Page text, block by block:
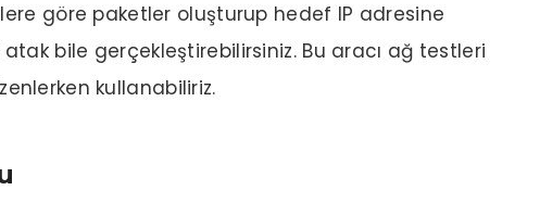
göre paketler oluşturup hedef IP adresine
bile gerçekleştirebilirsiniz. Bu aracı ağ testleri
kullanabiliriz.